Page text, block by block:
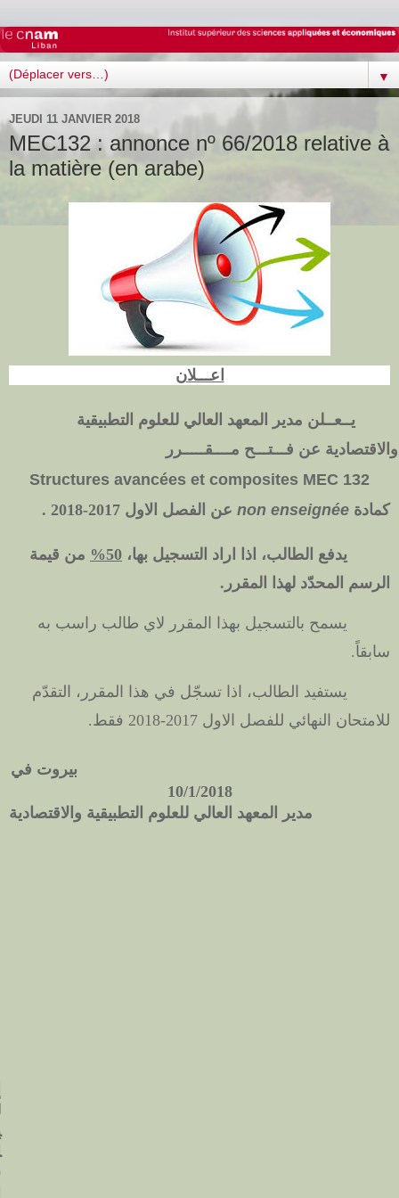
▼
JEUDI 11 JANVIER 2018
MEC132 : annonce nº 66/2018 relative à
la matière (en arabe)
اعـــلان
يــعــلن مدير المعهد العالي للعلوم التطبيقية
والاقتصادية عن فـــتـــح مــــقـــــرر
Structures avancées et composites MEC 132
كمادة non enseignéeعن الفصل الاول 2017-2018 .
يدفع الطالب، اذا اراد التسجيل بها، 50%
من قيمة
الرسم المحدّد لهذا المقرر.
يسمح بالتسجيل بهذا المقرر لاي طالب راسب به
سابقاً.
يستفيد الطالب، اذا تسجّل في هذا المقرر، التقدّم
للامتحان النهائي للفصل الاول 2017-2018 فقط.
بيروت في
10/1/2018
مدير المعهد العالي للعلوم التطبيقية والاقتصادية